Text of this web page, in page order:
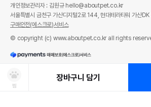
찜
장바구니 담기
개인정보관리자 : 김원규 hello@aboutpet.co.kr
서울특별시 금천구 가산디지털2로 144, 현대테라타워 가산
구매안전(에스크로)서비스
© copyright (c) www.aboutpet.co.kr all rights